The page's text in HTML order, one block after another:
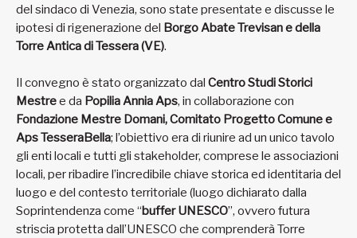
del sindaco di Venezia, sono state presentate e discusse le
ipotesi di rigenerazione del Borgo Abate Trevisan e della
Torre Antica di Tessera (VE).
Il convegno è stato organizzato dal Centro Studi Storici
Mestree da Popilia Annia Aps, in collaborazione con
Fondazione Mestre Domani, Comitato Progetto Comune e
Aps TesseraBella; l’obiettivo era di riunire ad un unico tavolo
gli enti locali e tutti gli stakeholder, comprese le associazioni
locali, per ribadire l’incredibile chiave storica ed identitaria del
luogo e del contesto territoriale (luogo dichiarato dalla
Soprintendenza come “buffer UNESCO”, ovvero futura
striscia protetta dall’UNESCO che comprenderà Torre